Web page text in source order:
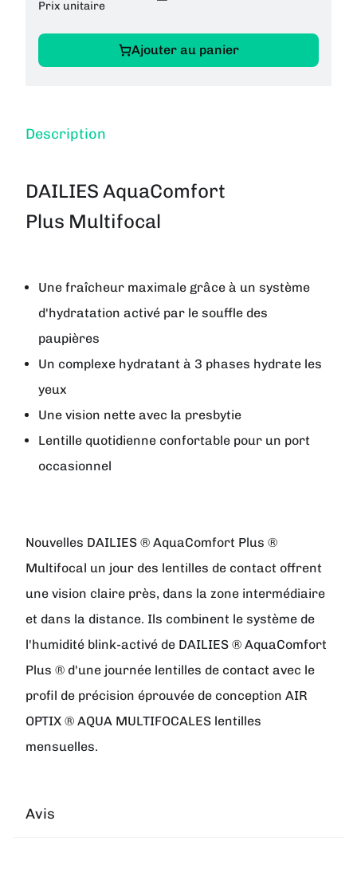
Prix unitaire
Ajouter au panier
Description
DAILIES AquaComfort
Plus Multifocal
Une fraîcheur maximale grâce à un système
d'hydratation activé par le souffle des
paupières
Un complexe hydratant à 3 phases hydrate les
yeux
Une vision nette avec la presbytie
Lentille quotidienne confortable pour un port
occasionnel
Nouvelles DAILIES ® AquaComfort Plus ®
Multifocal un jour des lentilles de contact offrent
une vision claire près, dans la zone intermédiaire
et dans la distance. Ils combinent le système de
l'humidité blink-activé de DAILIES ® AquaComfort
Plus ® d'une journée lentilles de contact avec le
profil de précision éprouvée de conception AIR
OPTIX ® AQUA MULTIFOCALES lentilles
mensuelles.
Avis